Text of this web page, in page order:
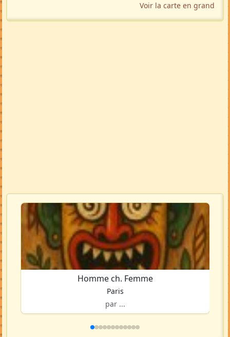
Voir la carte en grand
Homme ch. Femme
Paris
par ...